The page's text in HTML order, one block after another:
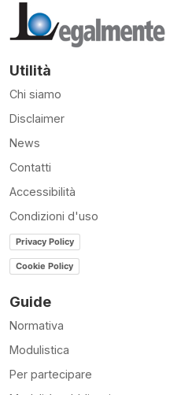
Utilità
Chi siamo
Disclaimer
News
Contatti
Accessibilità
Condizioni d'uso
Privacy Policy
Cookie Policy
Guide
Normativa
Modulistica
Per partecipare